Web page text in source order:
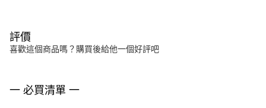
評價
喜歡這個商品嗎？購買後給他一個好評吧
一 必買清單 一